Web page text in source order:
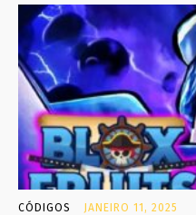
CÓDIGOS JANEIRO 11, 2025